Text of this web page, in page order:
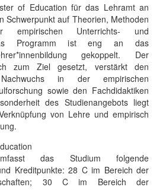
of Education für das Lehramt an
Schwerpunkt auf Theorien, Methoden
empirischen Unterrichts- und
Programm ist eng an das
gekoppelt. Der
zum Ziel gesetzt, verstärkt den
Nachwuchs in der empirischen
sowie den Fachdidaktiken
des Studienangebots liegt
von Lehre und empirisch
das Studium folgende
Kreditpunkte: 28 C im Bereich der
30 C im Bereich der